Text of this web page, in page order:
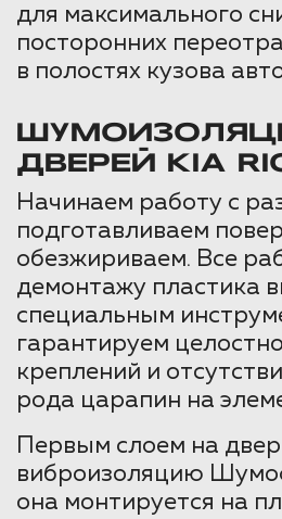
для максимального
посторонних
в полостях кузова
ДВЕРЕЙ KIA
Начинаем работу с
подготавливаем
обезжириваем. Все
демонтажу пластика
специальным
гарантируем
креплений и
рода царапин на
Первым слоем на
виброизоляцию
она монтируется на